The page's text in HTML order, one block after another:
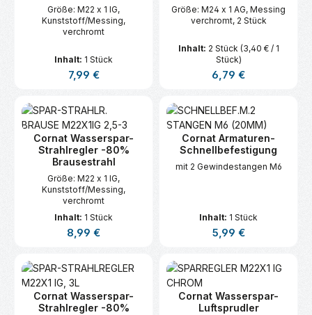
Größe: M22 x 1 IG,
Kunststoff/Messing,
verchromt
Inhalt: 1 Stück
Regulärer Preis:
7,99 €
Größe: M24 x 1 AG, Messing
verchromt, 2 Stück
Inhalt: 2 Stück (3,40 € / 1
Stück)
Regulärer Preis:
6,79 €
Cornat Wasserspar-
Strahlregler -80%
Brausestrahl
Größe: M22 x 1 IG,
Kunststoff/Messing,
verchromt
Inhalt: 1 Stück
Regulärer Preis:
8,99 €
Cornat Armaturen-
Schnellbefestigung
mit 2 Gewindestangen M6
Inhalt: 1 Stück
Regulärer Preis:
5,99 €
Cornat Wasserspar-
Strahlregler -80%
Cornat Wasserspar-
Luftsprudler